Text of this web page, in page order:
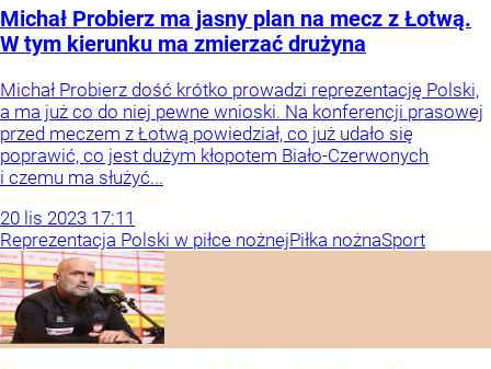
Michał Probierz ma jasny plan na mecz z Łotwą.
W tym kierunku ma zmierzać drużyna
Michał Probierz dość krótko prowadzi reprezentację Polski,
a ma już co do niej pewne wnioski. Na konferencji prasowej
przed meczem z Łotwą powiedział, co już udało się
poprawić, co jest dużym kłopotem Biało-Czerwonych
i czemu ma służyć...
20 lis 2023 17:11
Reprezentacja Polski w piłce nożnejPiłka nożnaSport